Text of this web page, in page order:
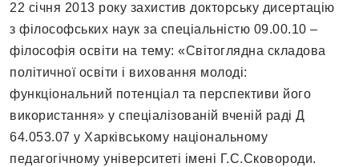
22 січня 2013 року захистив докторську дисертацію
з філософських наук за спеціальністю 09.00.10 –
філософія освіти на тему: «Світоглядна складова
політичної освіти і виховання молоді:
функціональний потенціал та перспективи його
використання» у спеціалізованій вченій раді Д
64.053.07 у Харківському національному
педагогічному університеті імені Г.С.Сковороди.